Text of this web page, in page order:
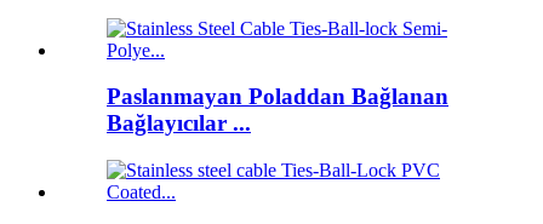
Paslanmayan Poladdan Bağlanan
Bağlayıcılar ...